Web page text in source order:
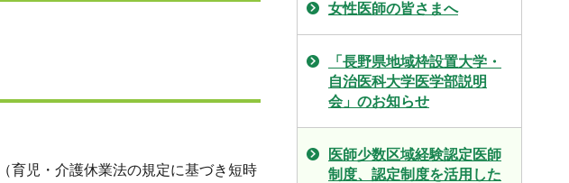
育児・介護休業法の規定に基づき短時
女性医師の皆さまへ
「長野県地域枠設置大学・
自治医科大学医学部説明
会」のお知らせ
医師少数区域経験認定医師
制度、認定制度を活用した